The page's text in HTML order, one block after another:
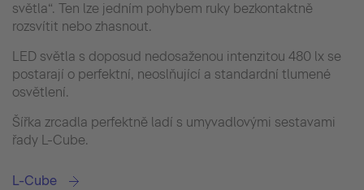
světla“. Ten lze jedním pohybem ruky bezkontaktně
rozsvítit nebo zhasnout.
LED světla s doposud nedosaženou intenzitou 480 lx se
postarají o perfektní, neoslňující a standardní tlumené
osvětlení.
Šířka zrcadla perfektně ladí s umyvadlovými sestavami
řady L-Cube.
L-Cube